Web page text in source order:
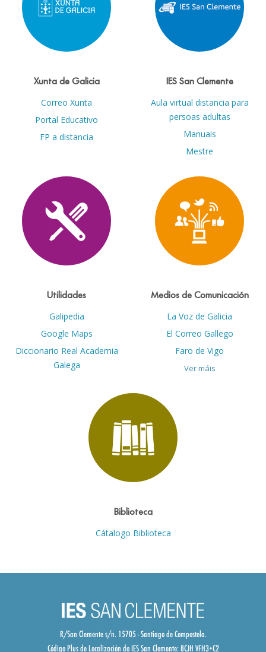
Xunta de Galicia
Correo Xunta
Portal Educativo
FP a distancia
IES San Clemente
Aula virtual distancia para
persoas adultas
Manuais
Mestre
Utilidades
Galipedia
Google Maps
Diccionario Real Academia
Galega
Medios de Comunicación
La Voz de Galicia
El Correo Gallego
Faro de Vigo
Ver máis
Biblioteca
Cátalogo Biblioteca
R/San Clemente s/n. 15705 - Santiago de Compostela.
Código Plus de Localización do IES San Clemente:8CJH VFH3+C2